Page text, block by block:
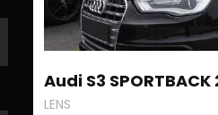
Audi S3 SPORTBACK
LENS